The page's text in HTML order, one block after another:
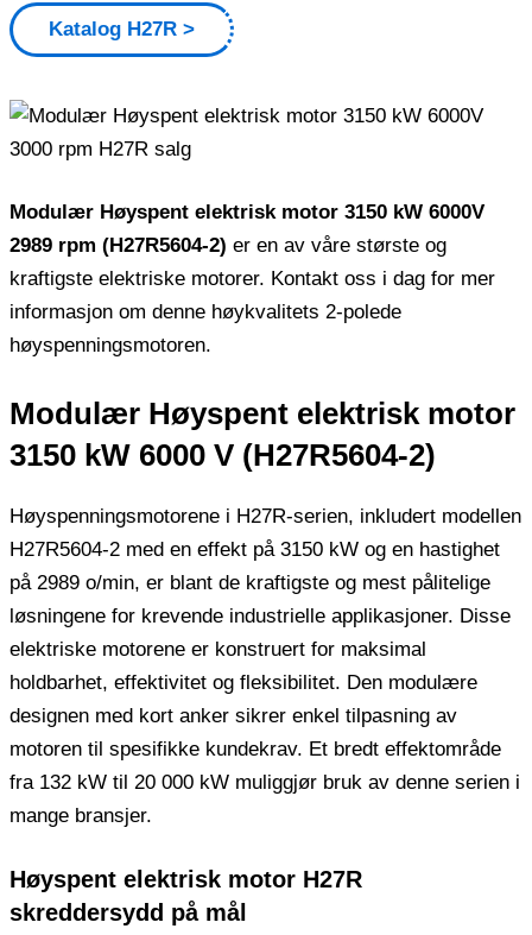
Katalog H27R
Modulær Høyspent elektrisk motor 3150 kW 6000V
2989 rpm (H27R5604-2) er en av våre største og
kraftigste elektriske motorer. Kontakt oss i dag for mer
informasjon om denne høykvalitets 2-polede
høyspenningsmotoren.
Modulær Høyspent elektrisk motor
3150 kW 6000 V (H27R5604-2)
Høyspenningsmotorene i H27R-serien, inkludert modellen
H27R5604-2 med en effekt på 3150 kW og en hastighet
på 2989 o/min, er blant de kraftigste og mest pålitelige
løsningene for krevende industrielle applikasjoner. Disse
elektriske motorene er konstruert for maksimal
holdbarhet, effektivitet og fleksibilitet. Den modulære
designen med kort anker sikrer enkel tilpasning av
motoren til spesifikke kundekrav. Et bredt effektområde
fra 132 kW til 20 000 kW muliggjør bruk av denne serien i
mange bransjer.
Høyspent elektrisk motor H27R
skreddersydd på mål